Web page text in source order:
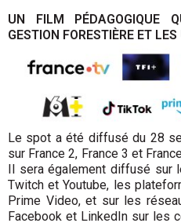
UN FILM PÉDAGOGIQUE
GESTION FORESTIÈRE ET
Le spot a été diffusé du 28
sur France 2, France 3 et
Il sera également diffusé
Twitch et Youtube, les
Prime Video, et sur les
Facebook et LinkedIn sur les